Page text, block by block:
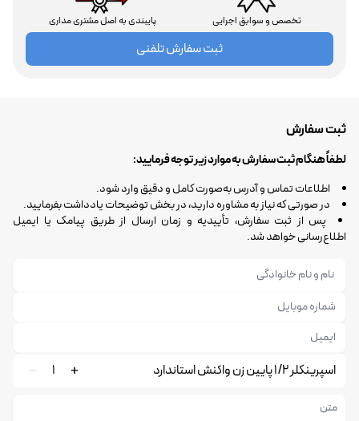
تخصص و سوابق اجرایی پایبندی به اصل مشتری مداری
ثبت سفارش تلفنی
ثبت سفارش
لطفاً هنگام ثبت سفارش به موارد زیر توجه فرمایید:
اطلاعات تماس و آدرس به‌صورت کامل و دقیق وارد شود.
در صورتی که نیاز به مشاوره دارید، در بخش توضیحات یادداشت بفرمایید.
پس از ثبت سفارش، تأییدیه و زمان ارسال از طریق پیامک یا ایمیل
اطلاع‌رسانی خواهد شد.
اسپرینکلر 1/2 پایین زن واکنش استاندارد 1